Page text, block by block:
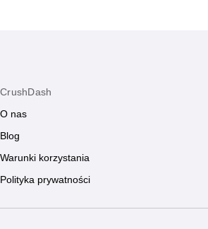
CrushDash
O nas
Blog
Warunki korzystania
Polityka prywatności